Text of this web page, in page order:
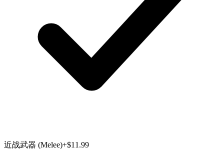
近战武器 (Melee)+$11.99